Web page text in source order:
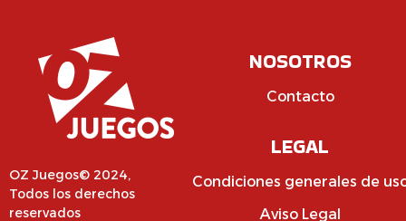
OZ Juegos© 2024,
Todos los derechos
reservados
NOSOTROS
Contacto
LEGAL
Condiciones generales de
Aviso Legal